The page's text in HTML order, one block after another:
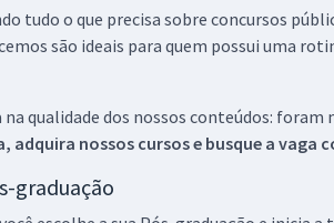
tudo o que precisa sobre concursos
são ideais para quem possui uma
qualidade dos nossos conteúdos: foram
adquira nossos cursos e busque a
graduação